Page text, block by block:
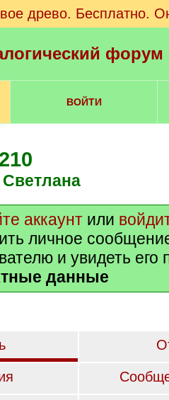
древо. Бесплатно.
ВОЙТИ
Светлана
аккаунт или
личное
и увидеть его
данные